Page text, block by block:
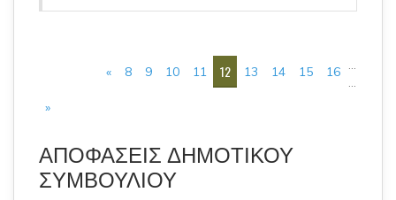
« 8 9 10 11 12 13 14 15 16
»
ΑΠΟΦΑΣΕΙΣ ΔΗΜΟΤΙΚΟΥ
ΣΥΜΒΟΥΛΙΟΥ